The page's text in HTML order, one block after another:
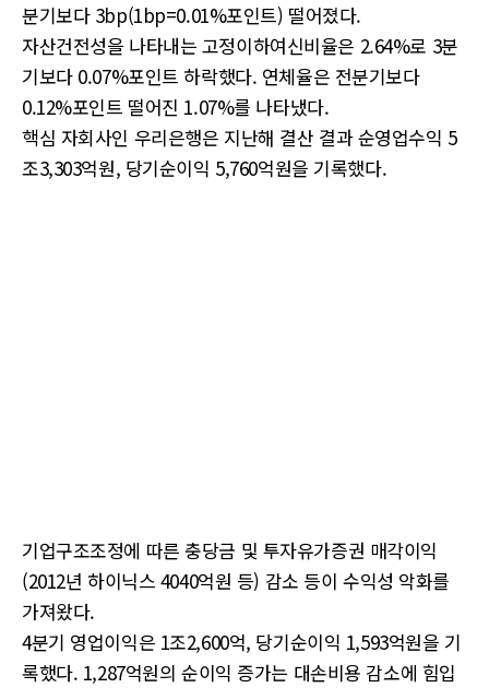
분기보다 3bp(1bp=0.01%포인트) 떨어졌다.
자산건전성을 나타내는 고정이하여신비율은 2.64%로 3분
기보다 0.07%포인트 하락했다. 연체율은 전분기보다
0.12%포인트 떨어진 1.07%를 나타냈다.
핵심 자회사인 우리은행은 지난해 결산 결과 순영업수익 5
조3,303억원, 당기순이익 5,760억원을 기록했다.
기업구조조정에 따른 충당금 및 투자유가증권 매각이익
(2012년 하이닉스 4040억원 등) 감소 등이 수익성 악화를
가져왔다.
4분기 영업이익은 1조2,600억, 당기순이익 1,593억원을 기
록했다. 1,287억원의 순이익 증가는 대손비용 감소에 힘입